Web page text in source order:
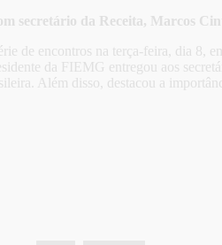
secretário da Receita, Marcos
de encontros na terça-feira, dia 8,
da FIEMG entregou aos
Além disso, destacou a